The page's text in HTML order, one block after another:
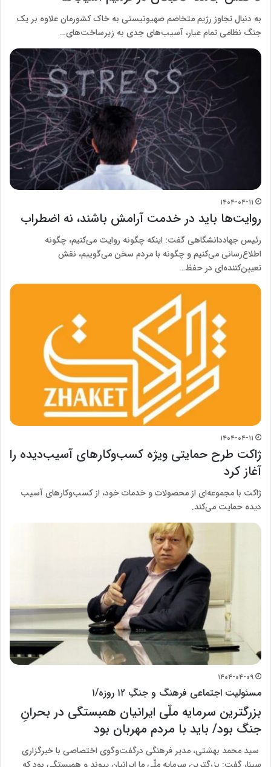
به دنبال تجاوز رژیم متخاصم صهیونیستی به خاک کشورمان علاوه بر یک
جنگ نظامی تمام عیار، آسیب‌های جدی به زیرساخت‌های…
۱۴۰۴-۰۴-۱۱
روایت‌ها باید در خدمت آرامش باشند، نه اضطراب
رئیس جهاددانشگاهی گفت: اینکه چگونه روایت می‌کنیم، چگونه
اطلاع‌رسانی می‌کنیم و چگونه با مردم سخن می‌گوییم، نقش
تعیین‌کننده‌ای در حفظ…
۱۴۰۴-۰۴-۱۱
ژاکت طرح حمایتی ویژه کسب‌وکارهای آسیب‌دیده را
آغاز کرد
ژاکت با مجموعه‌ای از محصولات و خدمات خود، از کسب‌وکارهای آسیب
دیده حمایت می‌کند.
۱۴۰۴-۰۴-۰۹
مسئولیت اجتماعی فرهنگ و جنگِ ۱۲ روزه/۱
بزرگترین سرمایه ملّی ایرانیان همبستگی در بحرانِ
جنگ بود/ باید با مردم مهربان بود
سید محمد بهشتی، مدیر فرهنگی درگفت‌‎و‌گوی اختصاصی با خبرگزاری
سینا، گفت: بزرگترین سرمایه ملّی ما ایرانیان پیوند و همبستگی بود که